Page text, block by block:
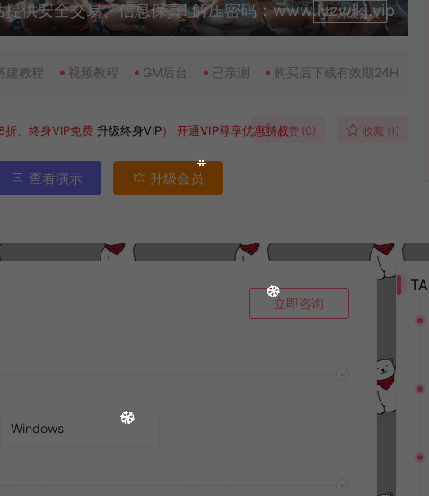
提供安全交易、信息保真! 解压密码：www.lyzwlkj.vip
升级会员
建教程 视频教程 GM后台 已亲测 购买后下载有效期24H
折、终身VIP免费 升级终身VIP）开通VIP尊享优惠特权点赞 (0) 收藏 (1)
查看演示 升级会员
立即咨询
Windows